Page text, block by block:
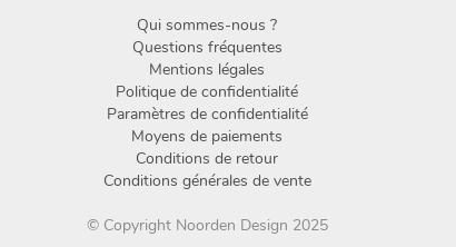
Qui sommes-nous ?
Questions fréquentes
Mentions légales
Politique de confidentialité
Paramètres de confidentialité
Moyens de paiements
Conditions de retour
Conditions générales de vente
© Copyright Noorden Design 2025